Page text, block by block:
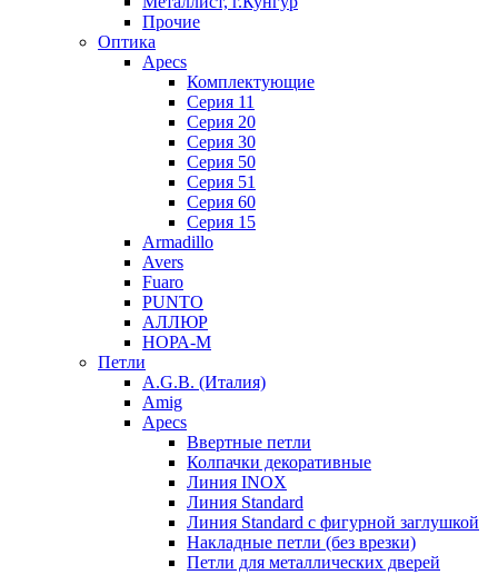
Прочие
Оптика
Apecs
Комплектующие
Серия 11
Серия 20
Серия 30
Серия 50
Серия 51
Серия 60
Серия 15
Armadillo
Avers
Fuaro
PUNTO
АЛЛЮР
НОРА-М
Петли
A.G.B. (Италия)
Amig
Apecs
Ввертные петли
Колпачки декоративные
Линия INOX
Линия Standard
Линия Standard с фигурной заглушкой
Накладные петли (без врезки)
Петли для металлических дверей